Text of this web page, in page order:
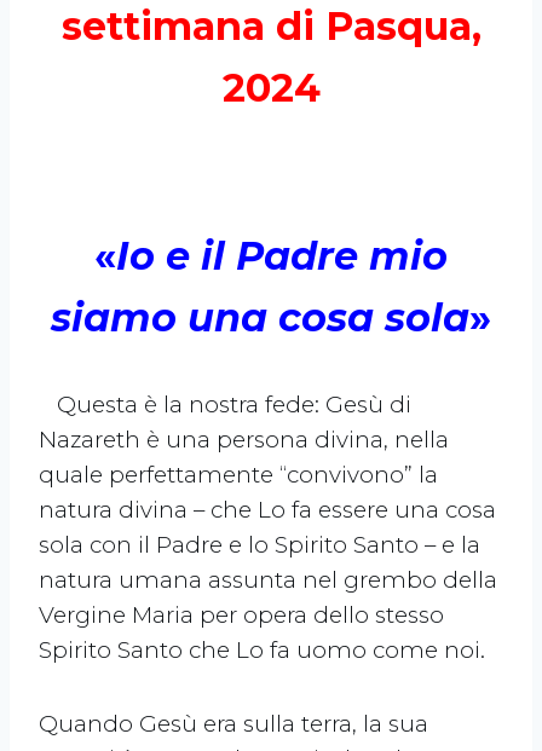
settimana di Pasqua,
2024
«Io e il Padre mio
siamo una cosa sola»
Questa è la nostra fede: Gesù di
Nazareth è una persona divina, nella
quale perfettamente “convivono” la
natura divina – che Lo fa essere una cosa
sola con il Padre e lo Spirito Santo – e la
natura umana assunta nel grembo della
Vergine Maria per opera dello stesso
Spirito Santo che Lo fa uomo come noi.
Quando Gesù era sulla terra, la sua